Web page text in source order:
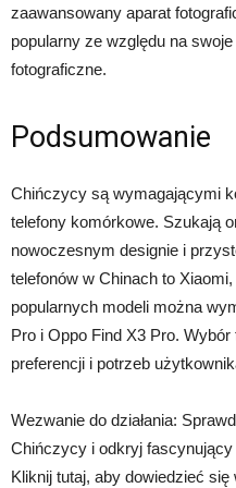
zaawansowany aparat
popularny ze względu na
fotograficzne.
Podsumowanie
Chińczycy są wymagającymi
telefony komórkowe. Szukają
nowoczesnym designie i
telefonów w Chinach to
popularnych modeli można
Pro i Oppo Find X3 Pro.
preferencji i potrzeb
Wezwanie do działania:
Chińczycy i odkryj
Kliknij tutaj, aby dowiedzieć się